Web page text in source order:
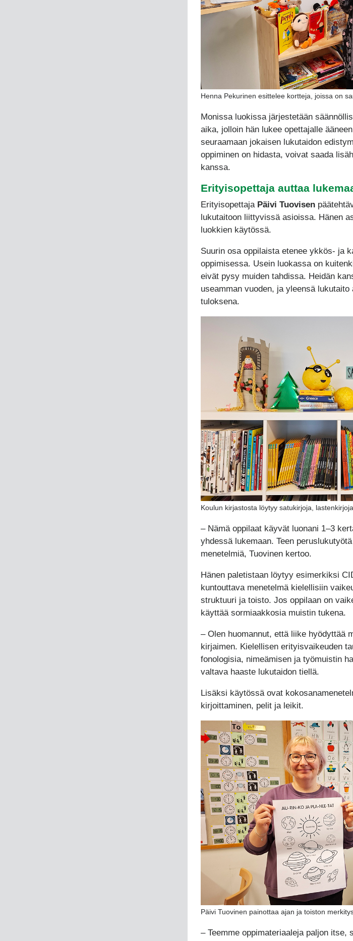
Henna Pekurinen esittelee kortteja, joissa on
Monissa luokissa järjestetään
aika, jolloin hän lukee opettajalle
seuraamaan jokaisen lukutaidon
oppiminen on hidasta, voivat saada
kanssa.
Erityisopettaja auttaa
Erityisopettaja Päivi Tuovisen
lukutaitoon liittyvissä asioissa. Hänen
luokkien käytössä.
Suurin osa oppilaista etenee ykkös- ja
oppimisessa. Usein luokassa on
eivät pysy muiden tahdissa. Heidän
useamman vuoden, ja yleensä
tuloksena.
Koulun kirjastosta löytyy satukirjoja,
– Nämä oppilaat käyvät luonani 1–3
yhdessä lukemaan. Teen
menetelmiä, Tuovinen kertoo.
Hänen paletistaan löytyy esimerkiksi
kuntouttava menetelmä kielellisiin
struktuuri ja toisto. Jos oppilaan on
käyttää sormiaakkosia muistin tukena.
– Olen huomannut, että liike hyödyttää
kirjaimen. Kielellisen erityisvaikeuden
fonologisia, nimeämisen ja työmuistin
valtava haaste lukutaidon tiellä.
Lisäksi käytössä ovat
kirjoittaminen, pelit ja leikit.
Päivi Tuovinen painottaa ajan ja toiston
– Teemme oppimateriaaleja paljon itse,